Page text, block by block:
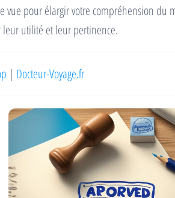
vue pour élargir votre compréhension du
leur utilité et leur pertinence.
| Docteur-Voyage.fr